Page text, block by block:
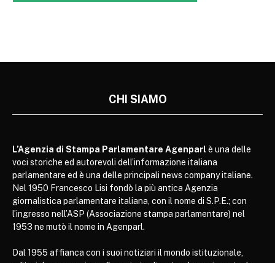
CHI SIAMO
L’Agenzia di Stampa Parlamentare Agenparl è una delle
voci storiche ed autorevoli dell’informazione italiana
parlamentare ed è una delle principali news company italiane.
Nel 1950 Francesco Lisi fondò la più antica Agenzia
giornalistica parlamentare italiana, con il nome di S.P.E.; con
l’ingresso nell’ASP (Associazione stampa parlamentare) nel
1953 ne mutò il nome in Agenparl.
Dal 1955 affianca con i suoi notiziari il mondo istituzionale,